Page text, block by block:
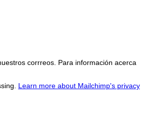
corrreos. Para información acerca
Learn more about Mailchimp's privacy